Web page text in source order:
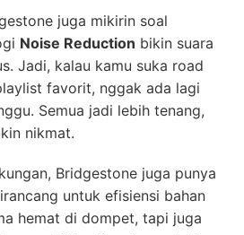
juga mikirin soal
Noise Reduction bikin suara
Jadi, kalau kamu suka road
favorit, nggak ada lagi
Semua jadi lebih tenang,
nikmat.
Bridgestone juga punya
untuk efisiensi bahan
hemat di dompet, tapi juga